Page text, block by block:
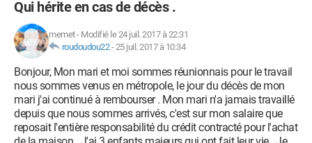
Qui hérite en cas de décès .
memet- Modifié le 24 juil. 2017 à 22:31
roudoudou22-25 juil. 2017 à 10:34
Bonjour, Mon mari et moi sommes réunionnais pour le travail
nous sommes venus en métropole, le jour du décès de mon
mari j'ai continué à rembourser . Mon mari n'a jamais travaillé
depuis que nous sommes arrivés, c'est sur mon salaire que
reposait l'entière responsabilité du crédit contracté pour l'achat